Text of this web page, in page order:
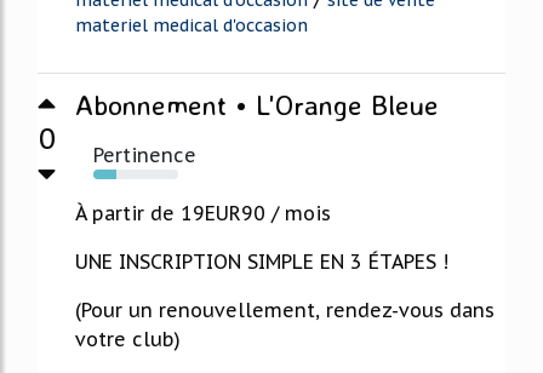
materiel medical d'occasion
0
Abonnement • L'Orange Bleue
Pertinence
27%
À partir de 19EUR90 / mois
UNE INSCRIPTION SIMPLE EN 3 ÉTAPES !
(Pour un renouvellement, rendez-vous dans
votre club)